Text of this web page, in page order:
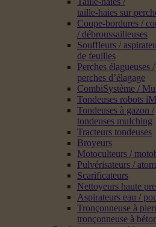
taille-haies sur
Coupe-bordures /
/ débroussailleuses
Souffleurs /
de feuilles
Perches élagueuses /
perches d’élagage
CombiSystème /
Tondeuses robots
Tondeuses à gazon /
tondeuses mulching
Tracteurs tondeuses
Broyeurs
Motoculteurs /
Pulvérisateurs /
Scarificateurs
Nettoyeurs haute
Aspirateurs eau /
Tronçonneuse à
tronçonneuse à